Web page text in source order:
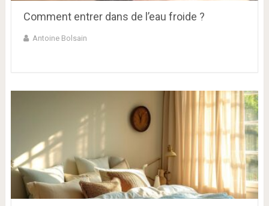
Comment entrer dans de l’eau froide ?
Antoine Bolsain